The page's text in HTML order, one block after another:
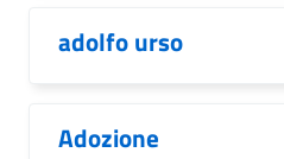
adolfo urso
Adozione